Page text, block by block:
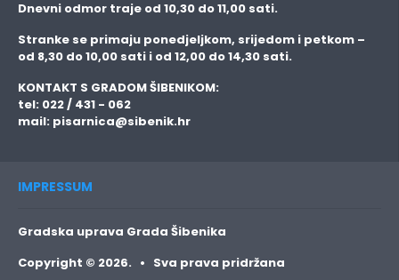
Dnevni odmor traje od 10,30 do 11,00 sati.
Stranke se primaju ponedjeljkom, srijedom i petkom –
od 8,30 do 10,00 sati i od 12,00 do 14,30 sati.
KONTAKT S GRADOM ŠIBENIKOM:
tel: 022 / 431 - 062
mail: pisarnica@sibenik.hr
IMPRESSUM
Gradska uprava Grada Šibenika
Copyright © 2026. • Sva prava pridržana